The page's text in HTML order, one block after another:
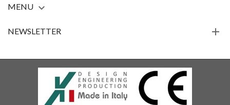
MENU 
NEWSLETTER